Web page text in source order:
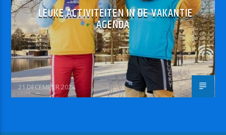
LEUKE ACTIVITEITEN IN DE VAKANTIE
AGENDA
21 DECEMBER 2024